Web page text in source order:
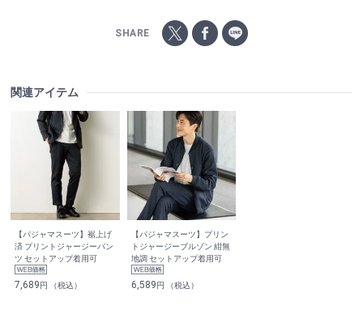
SHARE
関連アイテム
【パジャマスーツ】裾上げ
済 プリントジャージーパン
ツ セットアップ着用可
7,689円 （税込）
【パジャマスーツ】プリン
トジャージーブルゾン 紺無
地調 セットアップ着用可
6,589円 （税込）